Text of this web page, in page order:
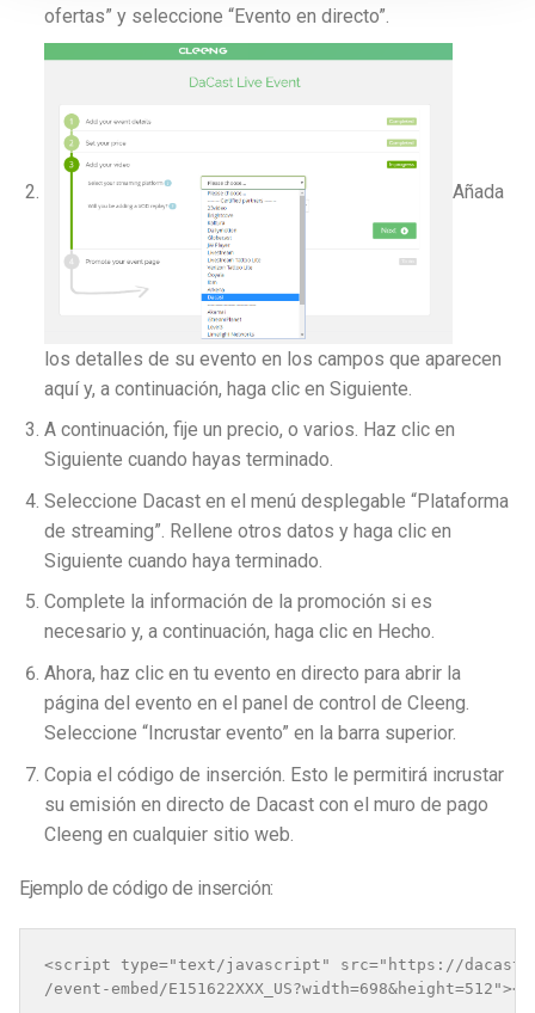
ofertas” y seleccione “Evento en directo”.
Añada
los detalles de su evento en los campos que aparecen
aquí y, a continuación, haga clic en Siguiente.
A continuación, fije un precio, o varios. Haz clic en
Siguiente cuando hayas terminado.
Seleccione Dacast en el menú desplegable “Plataforma
de streaming”. Rellene otros datos y haga clic en
Siguiente cuando haya terminado.
Complete la información de la promoción si es
necesario y, a continuación, haga clic en Hecho.
Ahora, haz clic en tu evento en directo para abrir la
página del evento en el panel de control de Cleeng.
Seleccione “Incrustar evento” en la barra superior.
Copia el código de inserción. Esto le permitirá incrustar
su emisión en directo de Dacast con el muro de pago
Cleeng en cualquier sitio web.
Ejemplo de código de inserción:
<script type="text/javascript" src="https://
/event-embed/